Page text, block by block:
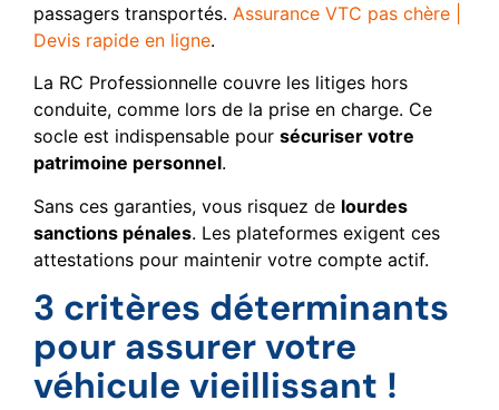
passagers transportés. Assurance VTC pas chère |
Devis rapide en ligne.
La RC Professionnelle couvre les litiges hors
conduite, comme lors de la prise en charge. Ce
socle est indispensable pour sécuriser votre
patrimoine personnel.
Sans ces garanties, vous risquez de lourdes
sanctions pénales. Les plateformes exigent ces
attestations pour maintenir votre compte actif.
3 critères déterminants
pour assurer votre
véhicule vieillissant !